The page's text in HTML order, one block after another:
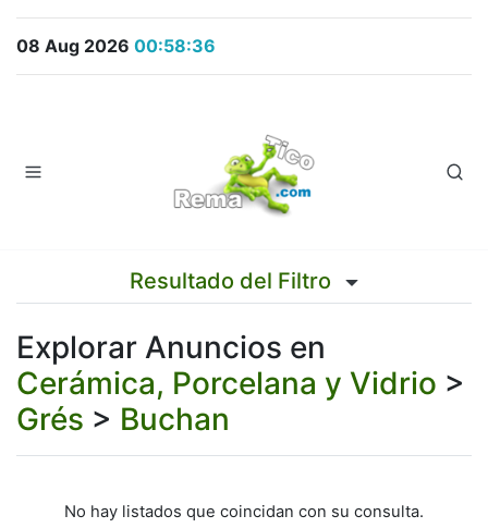
08 Aug 2026 00:58:36
Resultado del Filtro
Explorar Anuncios en
Cerámica, Porcelana y Vidrio >
Grés > Buchan
No hay listados que coincidan con su consulta.